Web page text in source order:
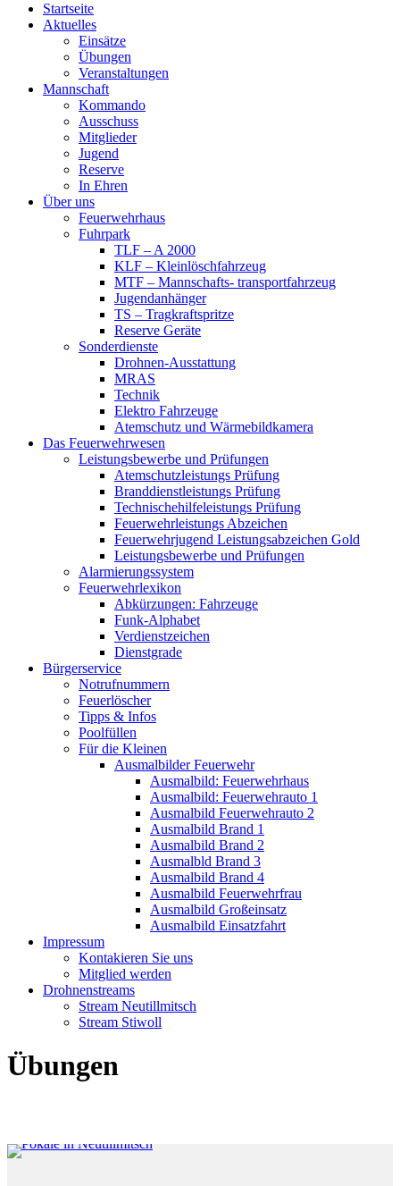
Startseite
Aktuelles
Einsätze
Übungen
Veranstaltungen
Mannschaft
Kommando
Ausschuss
Mitglieder
Jugend
Reserve
In Ehren
Über uns
Feuerwehrhaus
Fuhrpark
TLF – A 2000
KLF – Kleinlöschfahrzeug
MTF – Mannschafts- transportfahrzeug
Jugendanhänger
TS – Tragkraftspritze
Reserve Geräte
Sonderdienste
Drohnen-Ausstattung
MRAS
Technik
Elektro Fahrzeuge
Atemschutz und Wärmebildkamera
Das Feuerwehrwesen
Leistungsbewerbe und Prüfungen
Atemschutzleistungs Prüfung
Branddienstleistungs Prüfung
Technischehilfeleistungs Prüfung
Feuerwehrleistungs Abzeichen
Feuerwehrjugend Leistungsabzeichen Gold
Leistungsbewerbe und Prüfungen
Alarmierungssystem
Feuerwehrlexikon
Abkürzungen: Fahrzeuge
Funk-Alphabet
Verdienstzeichen
Dienstgrade
Bürgerservice
Notrufnummern
Feuerlöscher
Tipps & Infos
Poolfüllen
Für die Kleinen
Ausmalbilder Feuerwehr
Ausmalbild: Feuerwehrhaus
Ausmalbild: Feuerwehrauto 1
Ausmalbild Feuerwehrauto 2
Ausmalbild Brand 1
Ausmalbild Brand 2
Ausmalbld Brand 3
Ausmalbild Brand 4
Ausmalbild Feuerwehrfrau
Ausmalbild Großeinsatz
Ausmalbild Einsatzfahrt
Impressum
Kontakieren Sie uns
Mitglied werden
Drohnenstreams
Stream Neutillmitsch
Stream Stiwoll
Übungen